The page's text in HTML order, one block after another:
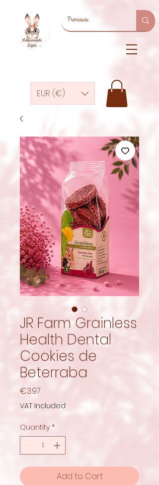
EUR (€)
JR Farm Grainless
Health Dental
Cookies de
Beterraba
€3.97
VAT Included
Quantity *
Add to Cart